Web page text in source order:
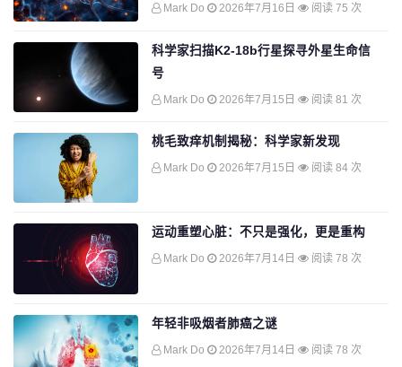
Mark Do 2026年7月16日 阅读 75 次
科学家扫描K2-18b行星探寻外星生命信
号
Mark Do 2026年7月15日 阅读 81 次
桃毛致痒机制揭秘：科学家新发现
Mark Do 2026年7月15日 阅读 84 次
运动重塑心脏：不只是强化，更是重构
Mark Do 2026年7月14日 阅读 78 次
年轻非吸烟者肺癌之谜
Mark Do 2026年7月14日 阅读 78 次